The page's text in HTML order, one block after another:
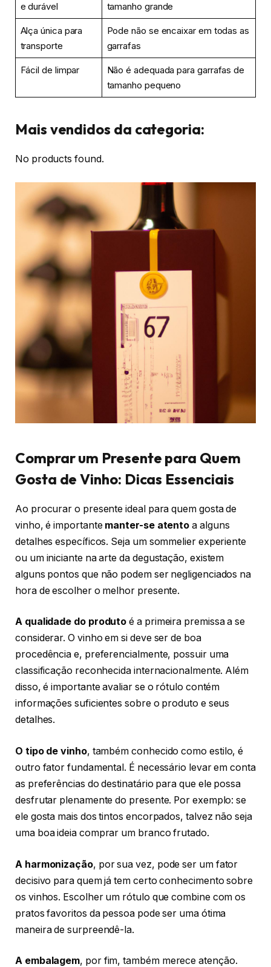
e durável
tamanho grande
Alça única para
transporte
Pode não se encaixar em todas as
garrafas
Fácil de limpar
Não é adequada para garrafas de
tamanho pequeno
Mais vendidos da categoria:
No products found.
Comprar um Presente para Quem
Gosta de Vinho: Dicas Essenciais
Ao procurar o presente ideal para quem gosta de
vinho, é importante manter-se atento a alguns
detalhes específicos. Seja um sommelier experiente
ou um iniciante na arte da degustação, existem
alguns pontos que não podem ser negligenciados na
hora de escolher o melhor presente.
A qualidade do produto é a primeira premissa a se
considerar. O vinho em si deve ser de boa
procedência e, preferencialmente, possuir uma
classificação reconhecida internacionalmente. Além
disso, é importante avaliar se o rótulo contém
informações suficientes sobre o produto e seus
detalhes.
O tipo de vinho, também conhecido como estilo, é
outro fator fundamental. É necessário levar em conta
as preferências do destinatário para que ele possa
desfrutar plenamente do presente. Por exemplo: se
ele gosta mais dos tintos encorpados, talvez não seja
uma boa ideia comprar um branco frutado.
A harmonização, por sua vez, pode ser um fator
decisivo para quem já tem certo conhecimento sobre
os vinhos. Escolher um rótulo que combine com os
pratos favoritos da pessoa pode ser uma ótima
maneira de surpreendê-la.
A embalagem, por fim, também merece atenção.